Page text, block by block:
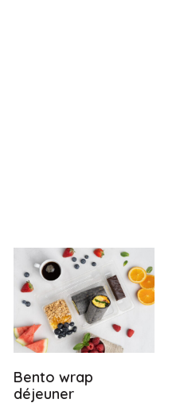
Bento wrap
déjeuner